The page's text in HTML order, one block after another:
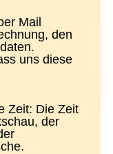
Mail
den
uns diese
Zeit: Die Zeit
der